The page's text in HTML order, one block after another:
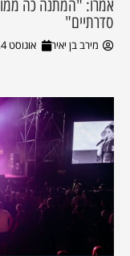
אמרו: "המתנה כה
סדרתיים"
מירב בן יאיר אוגוסט 4, 2026